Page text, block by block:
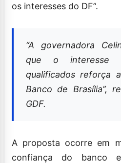
os interesses do DF”.
“A governadora
que o interesse
qualificados reforça
Banco de Brasília”,
GDF.
A proposta ocorre em
confiança do banco